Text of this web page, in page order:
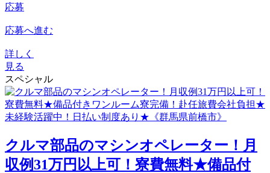
応募
応募へ進む
詳しく
見る
スペシャル
クルマ部品のマシンオペレーター！月
収例31万円以上可！寮費無料★備品付